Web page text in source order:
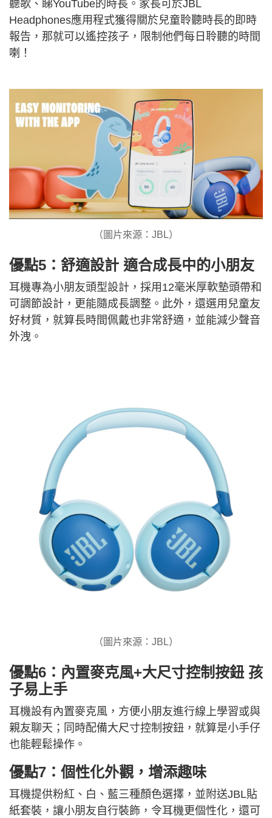
聽歌、睇YouTube的時長。家長可於JBL
Headphones應用程式獲得關於兒童聆聽時長的即時
報告，那就可以遙控孩子，限制他們每日聆聽的時間
喇！
（圖片來源：JBL）
優點5：舒適設計 適合成長中的小朋友
耳機專為小朋友頭型設計，採用12毫米厚軟墊頭帶和
可調節設計，更能隨成長調整。此外，還選用兒童友
好材質，就算長時間佩戴也非常舒適，並能減少聲音
外洩。
（圖片來源：JBL）
優點6：內置麥克風+大尺寸控制按鈕 孩
子易上手
耳機設有內置麥克風，方便小朋友進行線上學習或與
親友聊天；同時配備大尺寸控制按鈕，就算是小手仔
也能輕鬆操作。
優點7：個性化外觀，增添趣味
耳機提供粉紅、白、藍三種顏色選擇，並附送JBL貼
紙套裝，讓小朋友自行裝飾，令耳機更個性化，還可